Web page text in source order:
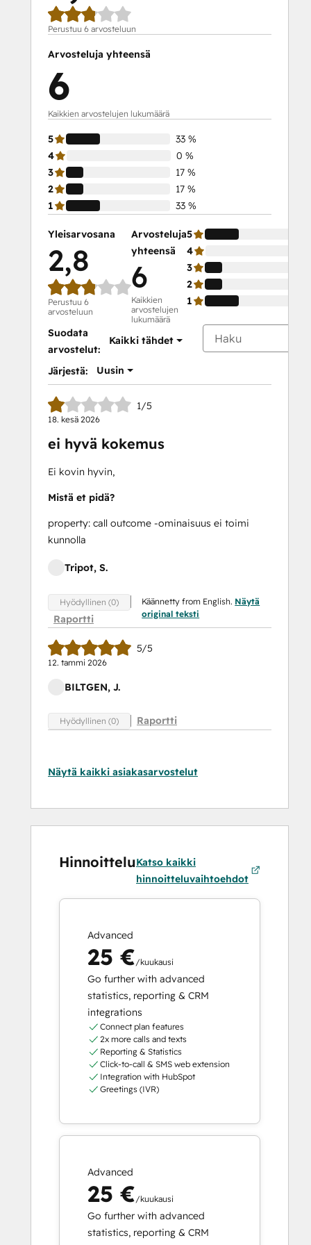
Perustuu 6 arvosteluun
Arvosteluja yhteensä
6
Kaikkien arvostelujen lukumäärä
5
33 %
4
0 %
3
17 %
2
17 %
1
33 %
Yleisarvosana
2,8
Perustuu 6
arvosteluun
Arvosteluja
yhteensä
6
Kaikkien
arvostelujen
lukumäärä
5
4
3
2
1
Suodata
arvostelut:
Kaikki tähdet
Järjestä: Uusin
1/5
18. kesä 2026
ei hyvä kokemus
Ei kovin hyvin,
Mistä et pidä?
property: call outcome -ominaisuus ei toimi
kunnolla
Tripot, S.
Hyödyllinen (0)
Raportti
Käännetty from English. Näytä
original teksti
5/5
12. tammi 2026
BILTGEN, J.
Hyödyllinen (0) Raportti
Näytä kaikki asiakasarvostelut
HinnoitteluKatso kaikki
hinnoitteluvaihtoehdot
Advanced
25 €/kuukausi
Go further with advanced
statistics, reporting & CRM
integrations
Connect plan features
2x more calls and texts
Reporting & Statistics
Click-to-call & SMS web extension
Integration with HubSpot
Greetings (IVR)
Advanced
25 €/kuukausi
Go further with advanced
statistics, reporting & CRM